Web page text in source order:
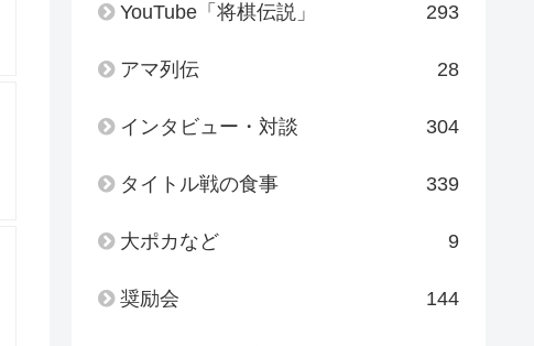
YouTube「将棋伝説」 293
アマ列伝 28
インタビュー・対談 304
タイトル戦の食事 339
大ポカなど 9
奨励会 144